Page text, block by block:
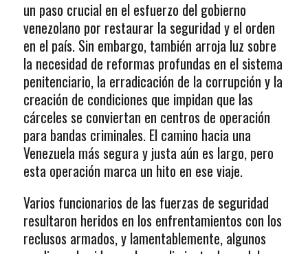
un paso crucial en el esfuerzo del gobierno
venezolano por restaurar la seguridad y el orden
en el país. Sin embargo, también arroja luz sobre
la necesidad de reformas profundas en el sistema
penitenciario, la erradicación de la corrupción y la
creación de condiciones que impidan que las
cárceles se conviertan en centros de operación
para bandas criminales. El camino hacia una
Venezuela más segura y justa aún es largo, pero
esta operación marca un hito en ese viaje.
Varios funcionarios de las fuerzas de seguridad
resultaron heridos en los enfrentamientos con los
reclusos armados, y lamentablemente, algunos